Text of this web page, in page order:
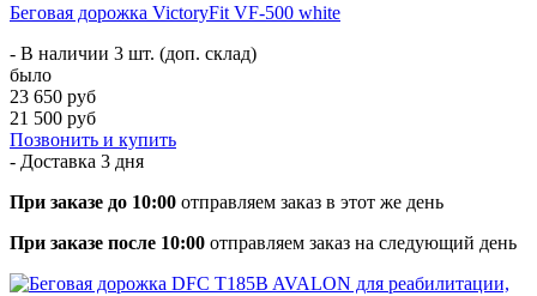
Беговая дорожка VictoryFit VF-500 white
- В наличии 3 шт. (доп. склад)
было
23 650 руб
21 500 руб
Позвонить и купить
- Доставка 3 дня
При заказе до 10:00 отправляем заказ в этот же день
При заказе после 10:00 отправляем заказ на следующий день